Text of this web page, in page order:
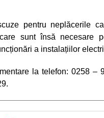
pentru neplăcerile
sunt însă necesare
a instalațiilor
la telefon: 0258 –